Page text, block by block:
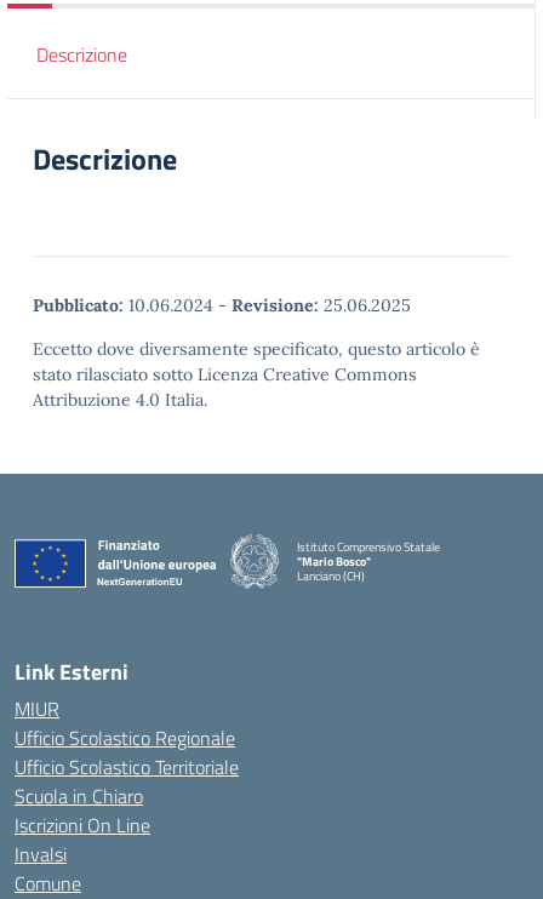
Descrizione
Descrizione
Pubblicato: 10.06.2024 - Revisione: 25.06.2025
Eccetto dove diversamente specificato, questo articolo è
stato rilasciato sotto Licenza Creative Commons
Attribuzione 4.0 Italia.
Istituto Comprensivo Statale
"Mario Bosco"
Lanciano (CH)
Link Esterni
MIUR
Ufficio Scolastico Regionale
Ufficio Scolastico Territoriale
Scuola in Chiaro
Iscrizioni On Line
Invalsi
Comune